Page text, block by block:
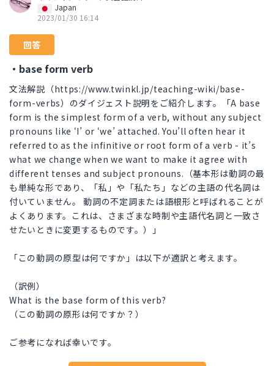
Japan
2023/01/30 16:14
回答
・base form verb
文法解説（https://www.twinkl.jp/teaching-wiki/base-
form-verbs）のダイジェスト説明をご紹介します。「A base
form is the simplest form of a verb, without any subject
pronouns like ‘I’ or ‘we’ attached. You’ll often hear it
referred to as the infinitive or root form of a verb - it’s
what we change when we want to make it agree with
different tenses and subject pronouns.（基本形は動詞の最
も単純な形であり、「私」や「私たち」などの主語の代名詞は
付いていません。 動詞の不定詞または語根形と呼ばれることが
よくあります。これは、さまざまな時制や主語代名詞と一致さ
せたいときに変更するものです。）」
「この動詞の原型は何ですか」は以下が適訳と考えます。
（訳例）
What is the base form of this verb?
（この動詞の原形は何ですか？）
ご参考になれば幸いです。